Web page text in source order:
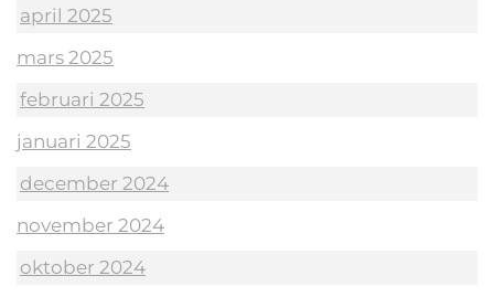
april 2025
mars 2025
februari 2025
januari 2025
december 2024
november 2024
oktober 2024